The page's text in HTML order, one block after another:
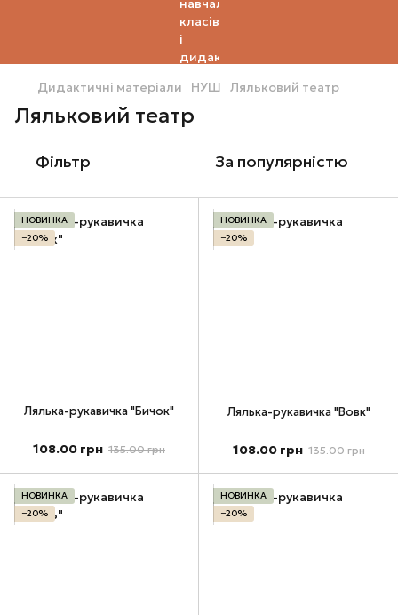
Дидактичні матеріали НУШ Ляльковий театр
Ляльковий театр
Фільтр За популярністю
НОВИНКА
−20%
Лялька-рукавичка "Бичок"
108.00 грн 135.00 грн
НОВИНКА
−20%
Лялька-рукавичка "Вовк"
108.00 грн 135.00 грн
НОВИНКА
−20%
НОВИНКА
−20%